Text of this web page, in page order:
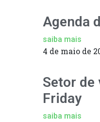
Agenda
saiba mais
4 de maio de
Setor de
Friday
saiba mais